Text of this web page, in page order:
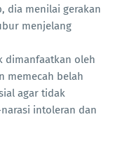
dia menilai gerakan
menjelang
dimanfaatkan oleh
memecah belah
agar tidak
intoleran dan